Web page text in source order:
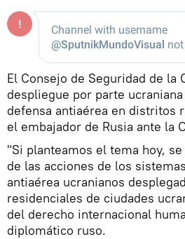
El Consejo de Seguridad de la
despliegue por parte
defensa antiaérea en distritos
el embajador de Rusia ante la
"Si planteamos el tema hoy,
de las acciones de los
antiaérea ucranianos
residenciales de ciudades
del derecho internacional
diplomático ruso.